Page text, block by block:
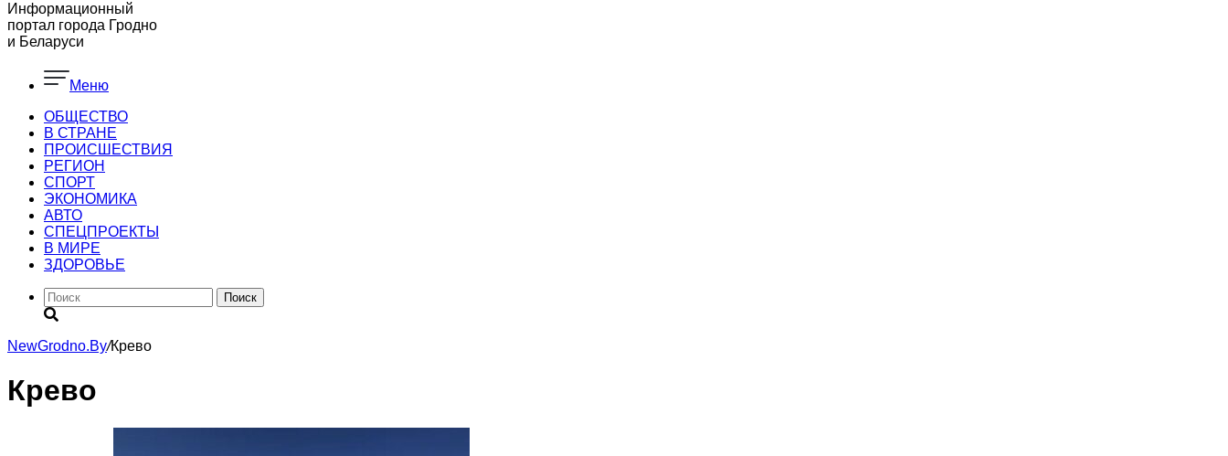
Информационный
портал города Гродно
и Беларуси
Меню
ОБЩЕСТВО
В СТРАНЕ
ПРОИСШЕСТВИЯ
РЕГИОН
CПОРТ
ЭКОНОМИКА
АВТО
СПЕЦПРОЕКТЫ
В МИРЕ
ЗДОРОВЬЕ
Поиск
NewGrodno.By/Крево
Крево